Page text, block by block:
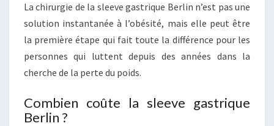
La chirurgie de la sleeve gastrique Berlin n’est pas une
solution instantanée à l’obésité, mais elle peut être
la première étape qui fait toute la différence pour les
personnes qui luttent depuis des années dans la
cherche de la perte du poids.
Combien coûte la sleeve gastrique
Berlin ?